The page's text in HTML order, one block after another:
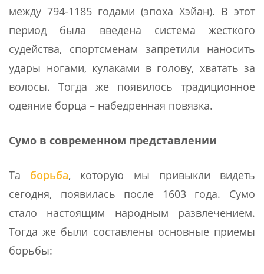
между 794-1185 годами (эпоха Хэйан). В этот
период была введена система жесткого
судейства, спортсменам запретили наносить
удары ногами, кулаками в голову, хватать за
волосы. Тогда же появилось традиционное
одеяние борца – набедренная повязка.
Сумо в современном представлении
Та борьба, которую мы привыкли видеть
сегодня, появилась после 1603 года. Сумо
стало настоящим народным развлечением.
Тогда же были составлены основные приемы
борьбы: